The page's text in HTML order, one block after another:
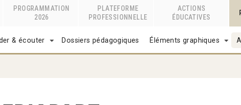
PROGRAMMATION
2026
PLATEFORME
PROFESSIONNELLE
ACTIONS
ÉDUCATIVES
& écouter Dossiers pédagogiques Éléments graphiques